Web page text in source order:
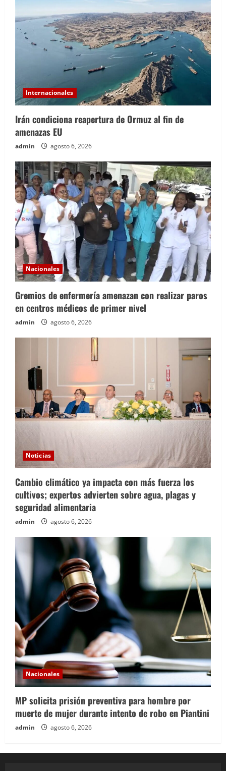
Internacionales
Irán condiciona reapertura de Ormuz al fin de
amenazas EU
admin agosto 6, 2026
Nacionales
Gremios de enfermería amenazan con realizar paros
en centros médicos de primer nivel
admin agosto 6, 2026
Noticias
Cambio climático ya impacta con más fuerza los
cultivos; expertos advierten sobre agua, plagas y
seguridad alimentaria
admin agosto 6, 2026
Nacionales
MP solicita prisión preventiva para hombre por
muerte de mujer durante intento de robo en Piantini
admin agosto 6, 2026